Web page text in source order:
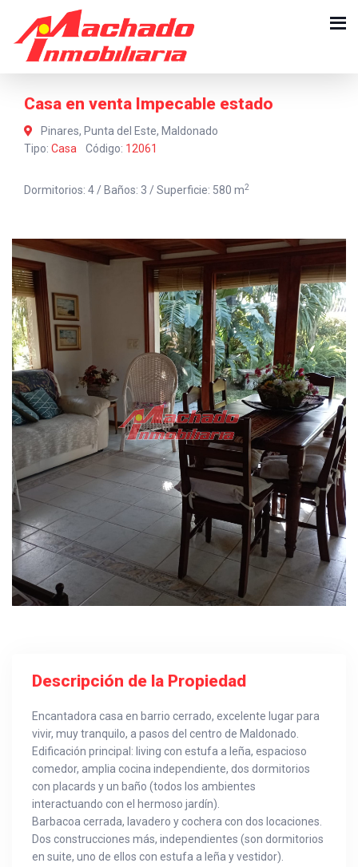
Casa en venta Impecable estado
Pinares, Punta del Este, Maldonado
Tipo: Casa Código: 12061
Dormitorios: 4 / Baños: 3 / Superficie: 580 m2
Descripción de la Propiedad
Encantadora casa en barrio cerrado, excelente lugar para
vivir, muy tranquilo, a pasos del centro de Maldonado.
Edificación principal: living con estufa a leña, espacioso
comedor, amplia cocina independiente, dos dormitorios
con placards y un baño (todos los ambientes
interactuando con el hermoso jardín).
Barbacoa cerrada, lavadero y cochera con dos locaciones.
Dos construcciones más, independientes (son dormitorios
en suite, uno de ellos con estufa a leña y vestidor).